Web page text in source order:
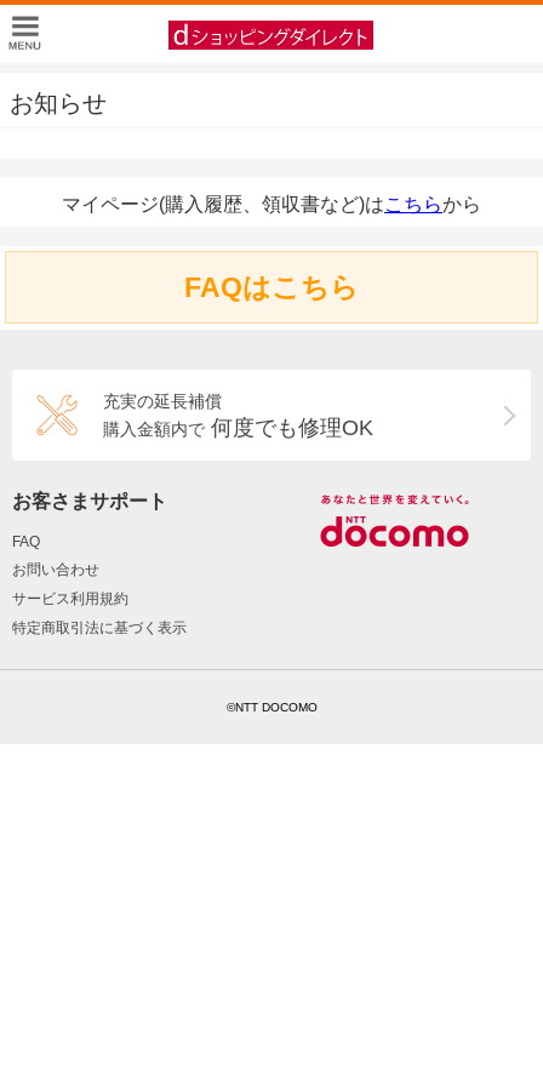
お知らせ
マイページ(購入履歴、領収書など)はこちらから
FAQはこちら
充実の延長補償
購入金額内で 何度でも修理OK
お客さまサポート
FAQ
お問い合わせ
サービス利用規約
特定商取引法に基づく表示
©NTT DOCOMO